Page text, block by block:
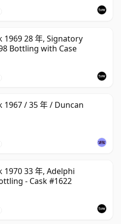
1969 28 年, Signatory
Bottling with Case
1967 / 35 年 / Duncan
33 年, Adelphi
- Cask #1622